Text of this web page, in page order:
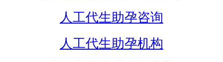
人工代生助孕咨询
人工代生助孕机构